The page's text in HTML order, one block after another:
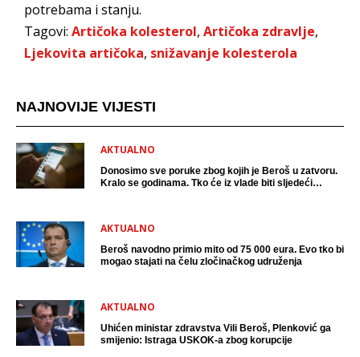
potrebama i stanju.
Tagovi: Artičoka kolesterol, Artičoka zdravlje,
Ljekovita artičoka, snižavanje kolesterola
NAJNOVIJE VIJESTI
AKTUALNO
Donosimo sve poruke zbog kojih je Beroš u zatvoru.
Kralo se godinama. Tko će iz vlade biti sljedeći
AKTUALNO
Beroš navodno primio mito od 75 000 eura. Evo tko bi
mogao stajati na čelu zločinačkog udruženja
AKTUALNO
Uhićen ministar zdravstva Vili Beroš, Plenković ga
smijenio: Istraga USKOK-a zbog korupcije